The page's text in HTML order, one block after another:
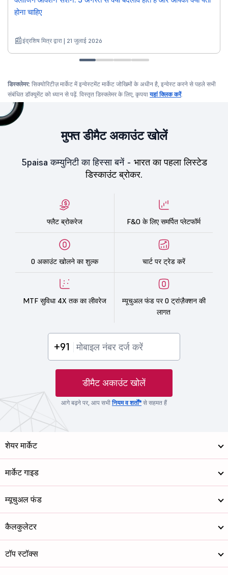
होना चाहिए
इंद्रशिष मित्र द्वारा | 21 जुलाई 2026
डिस्क्लेमर: सिक्योरिटीज़ मार्केट में इन्वेस्टमेंट मार्केट जोखिमों के अधीन है, इन्वेस्ट करने से पहले सभी
संबंधित डॉक्यूमेंट को ध्यान से पढ़ें. विस्तृत डिस्क्लेमर के लिए, कृपयायहां क्लिक करें.
मुफ्त डीमैट अकाउंट खोलें
5paisa कम्युनिटी का हिस्सा बनें - भारत का पहला लिस्टेड
डिस्काउंट ब्रोकर.
फ्लैट ब्रोकरेज F&O के लिए समर्पित प्लेटफॉर्म
0 अकाउंट खोलने का शुल्क चार्ट पर ट्रेड करें
MTF सुविधा 4X तक का लीवरेज
म्यूचुअल फंड पर 0 ट्रांज़ैक्शन की
लागत
+91
डीमैट अकाउंट खोलें
आगे बढ़ने पर, आप सभीनियम व शर्तों*से सहमत हैं
शेयर मार्केट
मार्केट गाइड
म्यूचुअल फंड
कैलकुलेटर
टॉप स्टॉक्स